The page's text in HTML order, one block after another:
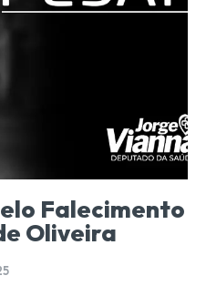
Falecimento
Oliveira